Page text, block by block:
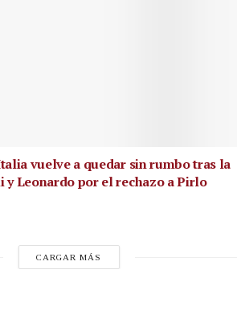
vuelve a quedar sin rumbo tras la
y Leonardo por el rechazo a Pirlo
CARGAR MÁS